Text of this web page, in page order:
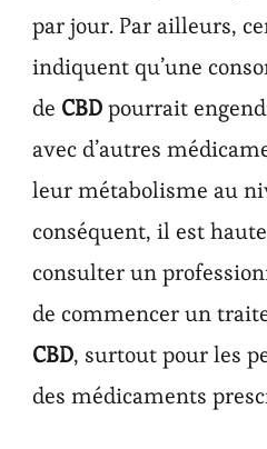
par jour. Par ailleurs,
indiquent qu’une
de CBDpourrait
avec d’autres
leur métabolisme au
conséquent, il est
consulter un
de commencer un
CBD, surtout pour les
des médicaments